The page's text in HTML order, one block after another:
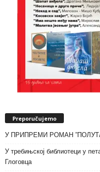
Preporučujemo
У ПРИПРЕМИ РОМАН
У требињској библиотеци у
Глоговца